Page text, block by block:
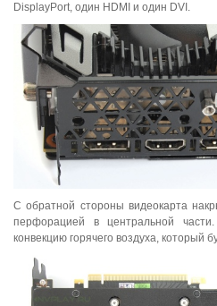
DisplayPort, один HDMI и один DVI.
С обратной стороны видеокарта
перфорацией в центральной
конвекцию горячего воздуха, который